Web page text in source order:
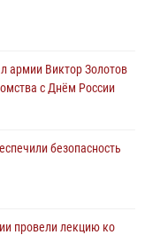
армии Виктор Золотов
с Днём России
безопасность
провели лекцию ко